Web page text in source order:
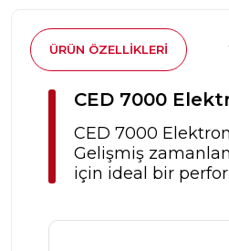
ÜRÜN ÖZELLIKLERI
CED 7000
CED 7000
Gelişmiş
için ideal bir